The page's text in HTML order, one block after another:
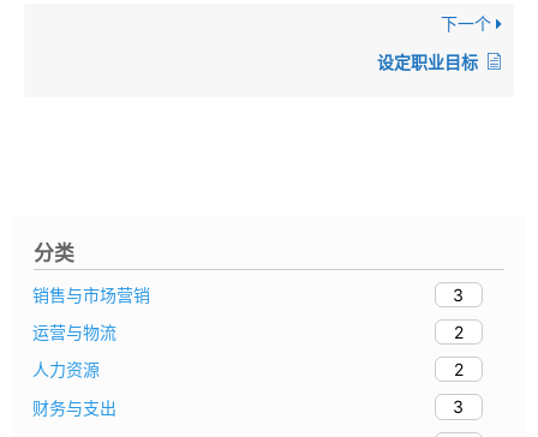
分类
销售与市场营销
3
运营与物流
2
人力资源
2
财务与支出
3
下一个
设定职业目标